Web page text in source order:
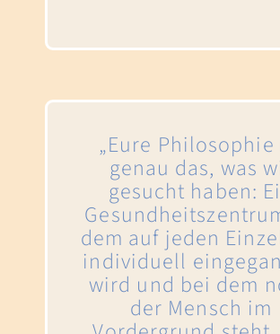
„Eure
genau das, was
gesucht haben:
dem auf jeden
individuell
wird und bei dem
der Mensch im